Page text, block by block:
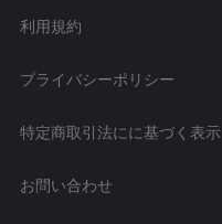
利用規約
プライバシーポリシー
特定商取引法にに基づく表示
お問い合わせ